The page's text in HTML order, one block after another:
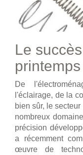
Le
printemps
De
l'éclairage, de la
bien sûr, le
nombreux
précision
a récemment
œuvre de